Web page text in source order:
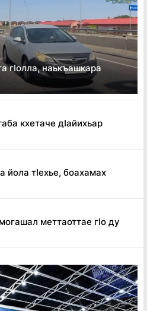
гӏолла, наькъашкара
кхетаче дӏайихьар
йола тӏехье, боахамах
меттаоттае гӏо ду